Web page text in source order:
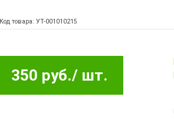
Код товара: УТ-001010215
350 руб./ шт.